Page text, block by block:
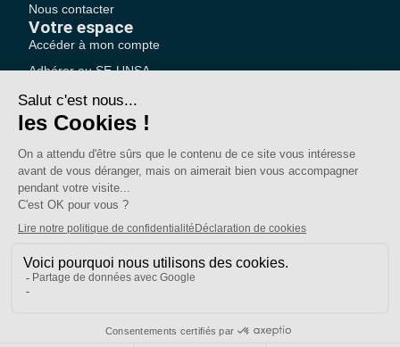
Nous contacter
Votre espace
Accéder à mon compte
Adhérer au SE-UNSA
SE-Unsa est un syndicat de l’UNSA